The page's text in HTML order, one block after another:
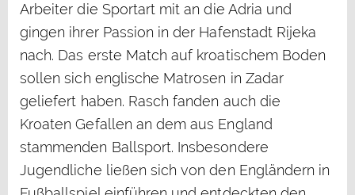
Arbeiter die Sportart mit an die Adria und
gingen ihrer Passion in der Hafenstadt Rijeka
nach. Das erste Match auf kroatischem Boden
sollen sich englische Matrosen in Zadar
geliefert haben. Rasch fanden auch die
Kroaten Gefallen an dem aus England
stammenden Ballsport. Insbesondere
Jugendliche ließen sich von den Engländern in